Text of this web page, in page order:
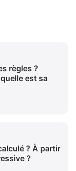
règles ?
est sa
? À partir
?